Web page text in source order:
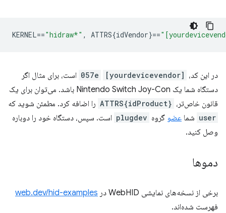
KERNEL=="hidraw*" , ATTRS{idVendor}==
در این کد، [yourdevicevendor]
057e است، برای مثال اگر
دستگاه شما یک Nintendo Switch Joy-Con باشد. می‌توان برای یک
قانون خاص‌تر، ATTRS{idProduct} را اضافه کرد. مطمئن شوید که
user شما عضو گروه plugdev است. سپس، دستگاه خود را دوباره
وصل کنید.
دموها
برخی از نسخه‌های نمایشی WebHID در
web.dev/hid-examples
فهرست شده‌اند.